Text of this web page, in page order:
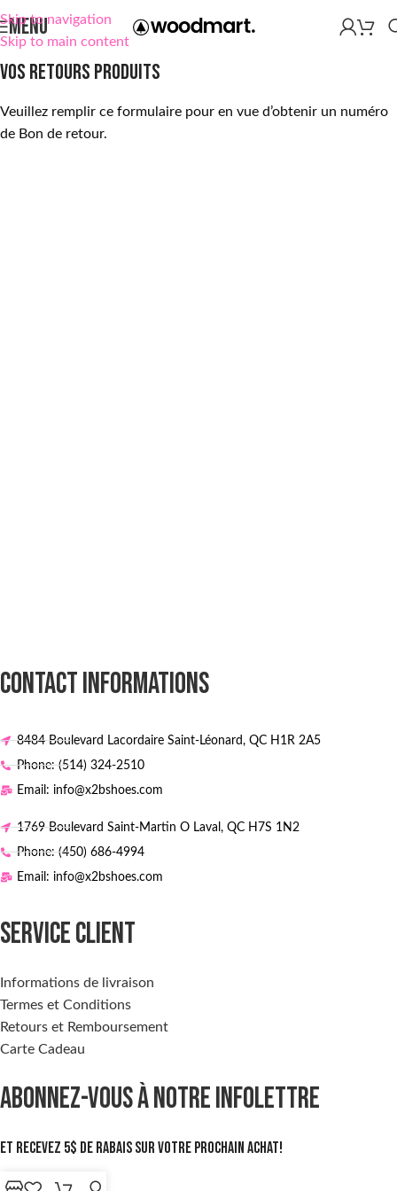
Skip to navigation
Skip to main content
MENU
Vos retours produits
Veuillez remplir ce formulaire pour en vue d’obtenir un numéro
de Bon de retour.
CONTACT INFORMATIONS
8484 Boulevard Lacordaire Saint-Léonard, QC H1R 2A5
Phone: (514) 324-2510
Email: info@x2bshoes.com
1769 Boulevard Saint-Martin O Laval, QC H7S 1N2
Phone: (450) 686-4994
Email: info@x2bshoes.com
SERVICE CLIENT
Informations de livraison
Termes et Conditions
Retours et Remboursement
Carte Cadeau
ABONNEZ-VOUS À NOTRE INFOLETTRE
Et recevez 5$ de rabais sur votre prochain achat!